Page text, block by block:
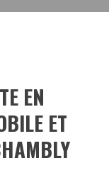
EN
ET